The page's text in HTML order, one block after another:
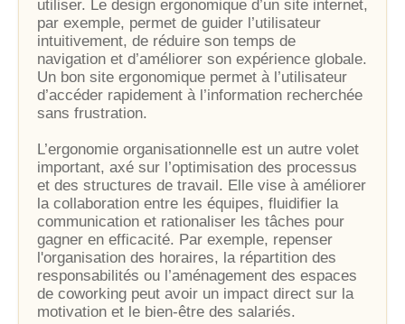
utiliser. Le design ergonomique d’un site internet,
par exemple, permet de guider l’utilisateur
intuitivement, de réduire son temps de
navigation et d’améliorer son expérience globale.
Un bon site ergonomique permet à l’utilisateur
d’accéder rapidement à l’information recherchée
sans frustration.
L’ergonomie organisationnelle est un autre volet
important, axé sur l’optimisation des processus
et des structures de travail. Elle vise à améliorer
la collaboration entre les équipes, fluidifier la
communication et rationaliser les tâches pour
gagner en efficacité. Par exemple, repenser
l'organisation des horaires, la répartition des
responsabilités ou l’aménagement des espaces
de coworking peut avoir un impact direct sur la
motivation et le bien-être des salariés.